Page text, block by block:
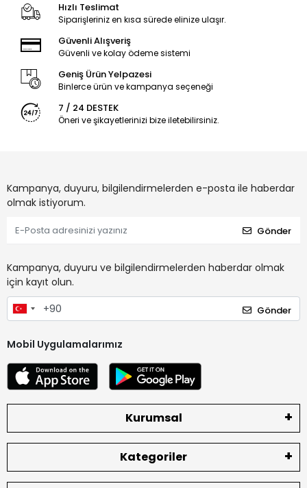
Hızlı Teslimat
Siparişleriniz en kısa sürede elinize ulaşır.
Güvenli Alışveriş
Güvenli ve kolay ödeme sistemi
Geniş Ürün Yelpazesi
Binlerce ürün ve kampanya seçeneği
7 / 24 DESTEK
Öneri ve şikayetlerinizi bize iletebilirsiniz.
Kampanya, duyuru, bilgilendirmelerden e-posta ile haberdar
olmak istiyorum.
Gönder
Kampanya, duyuru ve bilgilendirmelerden haberdar olmak
için kayıt olun.
Gönder
Mobil Uygulamalarımız
Kurumsal
Kategoriler